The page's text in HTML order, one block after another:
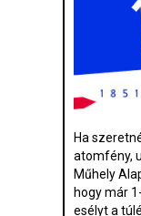
Ha
atomfény,
Műhely
hogy már
esélyt a